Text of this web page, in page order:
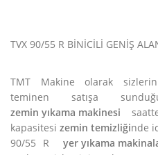
TVX 90/55 R BİNİCİLİ GENİŞ
TMT Makine olarak sizlerin
teminen satışa
zemin yıkama makinesi
kapasitesizemin temizliğinde
90/55 Ryer yıkama